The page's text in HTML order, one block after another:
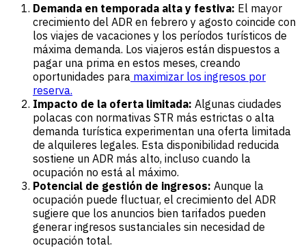
Demanda en temporada alta y festiva: El mayor
crecimiento del ADR en febrero y agosto coincide con
los viajes de vacaciones y los períodos turísticos de
máxima demanda. Los viajeros están dispuestos a
pagar una prima en estos meses, creando
oportunidades para maximizar los ingresos por
reserva.
Impacto de la oferta limitada: Algunas ciudades
polacas con normativas STR más estrictas o alta
demanda turística experimentan una oferta limitada
de alquileres legales. Esta disponibilidad reducida
sostiene un ADR más alto, incluso cuando la
ocupación no está al máximo.
Potencial de gestión de ingresos: Aunque la
ocupación puede fluctuar, el crecimiento del ADR
sugiere que los anuncios bien tarifados pueden
generar ingresos sustanciales sin necesidad de
ocupación total.